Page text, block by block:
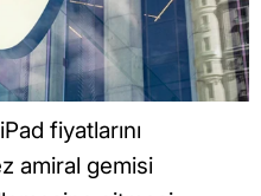
fiyatlarını
amiral gemisi